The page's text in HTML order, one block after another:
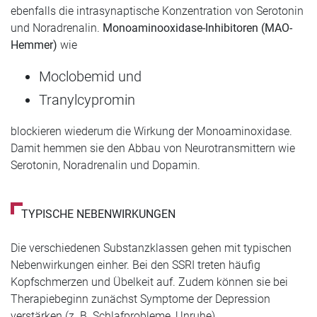
ebenfalls die intrasynaptische Konzentration von Serotonin
und Noradrenalin. Monoaminooxidase-Inhibitoren (MAO-
Hemmer) wie
Moclobemid und
Tranylcypromin
blockieren wiederum die Wirkung der Monoaminoxidase.
Damit hemmen sie den Abbau von Neurotransmittern wie
Serotonin, Noradrenalin und Dopamin.
TYPISCHE NEBENWIRKUNGEN
Die verschiedenen Substanzklassen gehen mit typischen
Nebenwirkungen einher. Bei den SSRI treten häufig
Kopfschmerzen und Übelkeit auf. Zudem können sie bei
Therapiebeginn zunächst Symptome der Depression